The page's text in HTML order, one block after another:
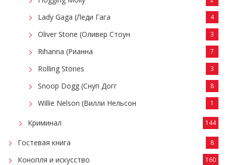
Lady Gaga (Леди Гага 4
Oliver Stone (Оливер Стоун 3
Rihanna (Рианна 7
Rolling Stones 3
Snoop Dogg (Снуп Догг 8
Willie Nelson (Вилли Нельсон 1
Криминал 144
Гостевая книга 8
Конопля и искусство 160